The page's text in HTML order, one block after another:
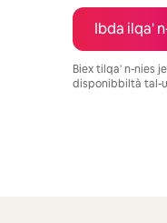
Ibda ilqa'
Biex tilqa' n-nies
disponibbiltà tal-